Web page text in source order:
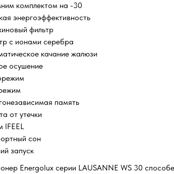
комплектом на -30
энергоэффективность
фильтр
с ионами серебра
качание жалюзи
осушение
память
от утечки
IFEEL
сон
запуск
Energolux серии LAUSANNE WS 30